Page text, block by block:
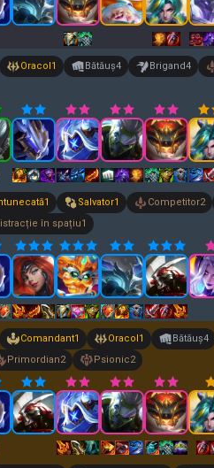
Oracol1 Bătăuș4 Brigand4
1 Salvator1 Competitor2
în spațiu1
Comandant1 Oracol1 Bătăuș4
Primordian2 Psionic2